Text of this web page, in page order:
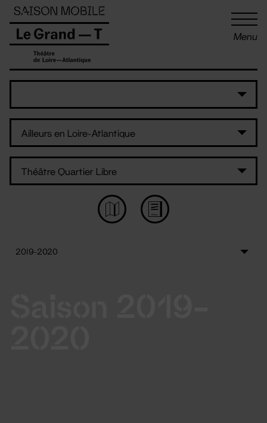
Menu
Panneau de gestion des cookies